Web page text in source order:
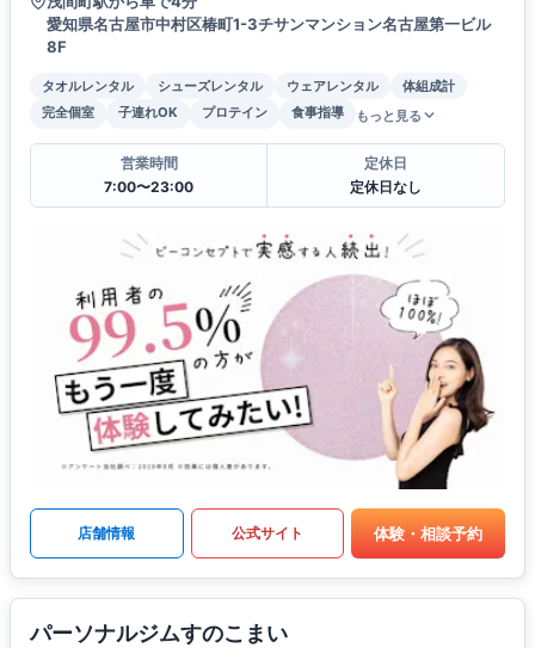
愛知県名古屋市中村区椿町1-3チサンマンション名古屋第一ビル
8F
タオルレンタル シューズレンタル ウェアレンタル
体組成計
完全個室
子連れOK プロテイン 食事指導 もっと見る
営業時間
7:00〜23:00
定休日
定休日なし
店舗情報 公式サイト 体験・相談予約
パーソナルジムすのこまい